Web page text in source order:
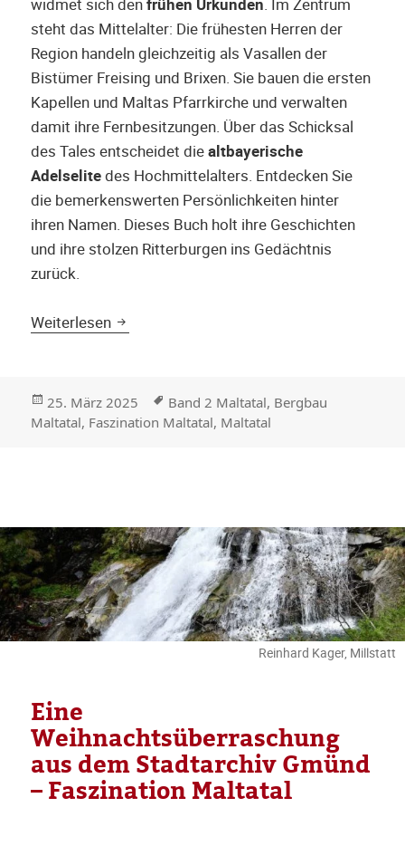
steht das Mittelalter: Die frühesten Herren der
Region handeln gleichzeitig als Vasallen der
Bistümer Freising und Brixen. Sie bauen die ersten
Kapellen und Maltas Pfarrkirche und verwalten
damit ihre Fernbesitzungen. Über das Schicksal
des Tales entscheidet diealtbayerische
Adelselitedes Hochmittelalters. Entdecken Sie
die bemerkenswerten Persönlichkeiten hinter
ihren Namen. Dieses Buch holt ihre Geschichten
und ihre stolzen Ritterburgen ins Gedächtnis
zurück.
Weiterlesen Band 2 Maltatal: Ein Scheinwerfer ins
Veröffentlicht
am
25. März 2025 Stichwörter
Band 2 Maltatal, Bergbau
Maltatal, Faszination Maltatal, Maltatal
Reinhard Kager, Millstatt
Eine
Weihnachtsüberraschung
aus dem Stadtarchiv Gmünd
– Faszination Maltatal